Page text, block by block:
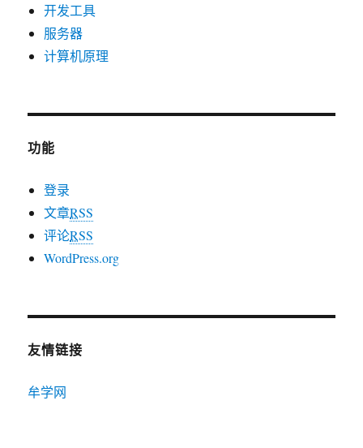
开发工具
服务器
计算机原理
功能
登录
文章RSS
评论RSS
WordPress.org
友情链接
牟学网